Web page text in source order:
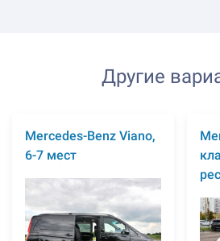
Другие
Mercedes-Benz Viano,
6-7 мест